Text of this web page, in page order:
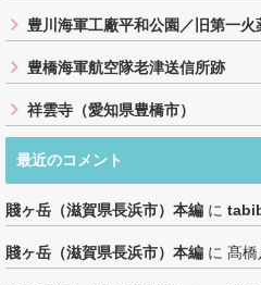
豊川海軍工廠平和公園／旧第一火
豊橋海軍航空隊老津送信所跡
祥雲寺（愛知県豊橋市）
最近のコメント
賤ヶ岳（滋賀県長浜市）本編 に
賤ヶ岳（滋賀県長浜市）本編 に 髙橋